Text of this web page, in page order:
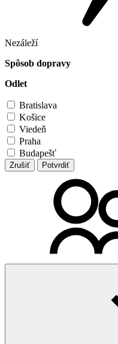
Nezáleží
Spôsob dopravy
Odlet
Bratislava
Košice
Viedeň
Praha
Budapešť
Zrušiť Potvrdiť